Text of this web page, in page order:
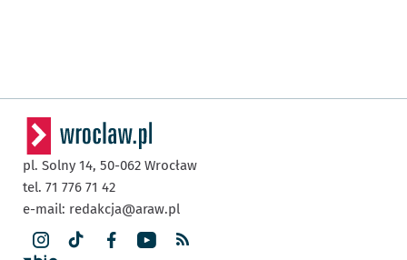
pl. Solny 14, 50-062 Wrocław
tel. 71 776 71 42
e-mail: redakcja@araw.pl